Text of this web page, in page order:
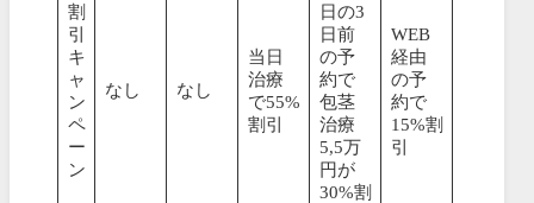
割
引
キ
ャ
ン
ペ
ー
ン
なし なし
当日
治療
で55%
割引
日の3
日前
の予
約で
包茎
治療
5,5万
円が
30%割
WEB
経由
の予
約で
15%割
引